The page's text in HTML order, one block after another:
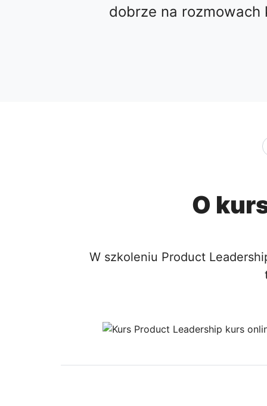
dobrze na
O
W szkoleniu Product